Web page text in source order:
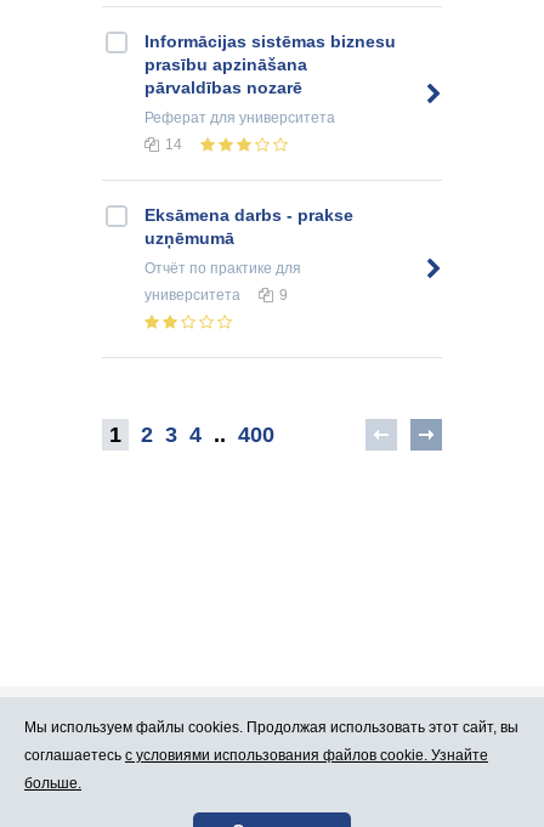
Informācijas sistēmas biznesu
prasību apzināšana
pārvaldības nozarē
Реферат для университета
14
Eksāmena darbs - prakse
uzņēmumā
Отчёт по практике для
университета
9
1 2 3 4 .. 400
Про Atlants.lv Реклама
Контакты
Условия
Мы используем файлы cookies. Продолжая использовать этот сайт, вы
соглашаетесь с условиями использования файлов cookie. Узнайте
больше.